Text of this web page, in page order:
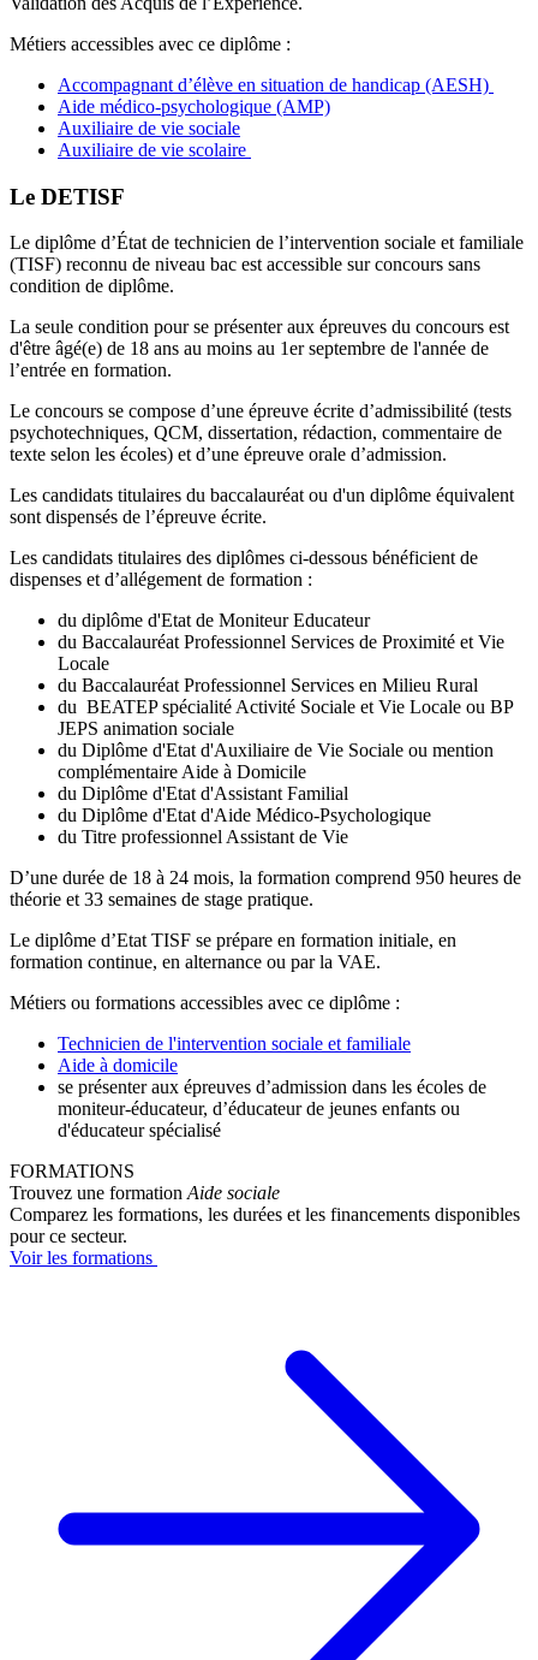
Métiers accessibles avec ce diplôme :
Accompagnant d’élève en situation de handicap (AESH)
Aide médico-psychologique (AMP)
Auxiliaire de vie sociale
Auxiliaire de vie scolaire
Le DETISF
Le diplôme d’État de technicien de l’intervention sociale et familiale
(TISF) reconnu de niveau bac est accessible sur concours sans
condition de diplôme.
La seule condition pour se présenter aux épreuves du concours est
d'être âgé(e) de 18 ans au moins au 1er septembre de l'année de
l’entrée en formation.
Le concours se compose d’une épreuve écrite d’admissibilité (tests
psychotechniques, QCM, dissertation, rédaction, commentaire de
texte selon les écoles) et d’une épreuve orale d’admission.
Les candidats titulaires du baccalauréat ou d'un diplôme équivalent
sont dispensés de l’épreuve écrite.
Les candidats titulaires des diplômes ci-dessous bénéficient de
dispenses et d’allégement de formation :
du diplôme d'Etat de Moniteur Educateur
du Baccalauréat Professionnel Services de Proximité et Vie
Locale
du Baccalauréat Professionnel Services en Milieu Rural
du BEATEP spécialité Activité Sociale et Vie Locale ou BP
JEPS animation sociale
du Diplôme d'Etat d'Auxiliaire de Vie Sociale ou mention
complémentaire Aide à Domicile
du Diplôme d'Etat d'Assistant Familial
du Diplôme d'Etat d'Aide Médico-Psychologique
du Titre professionnel Assistant de Vie
D’une durée de 18 à 24 mois, la formation comprend 950 heures de
théorie et 33 semaines de stage pratique.
Le diplôme d’Etat TISF se prépare en formation initiale, en
formation continue, en alternance ou par la VAE.
Métiers ou formations accessibles avec ce diplôme :
Technicien de l'intervention sociale et familiale
Aide à domicile
se présenter aux épreuves d’admission dans les écoles de
moniteur-éducateur, d’éducateur de jeunes enfants ou
d'éducateur spécialisé
FORMATIONS
Trouvez une formation Aide sociale
Comparez les formations, les durées et les financements disponibles
pour ce secteur.
Voir les formations